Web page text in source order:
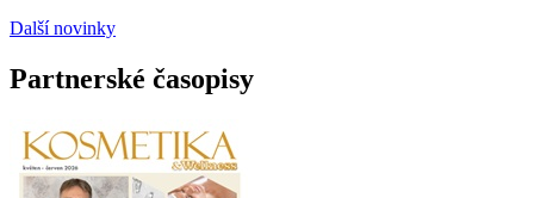
Další novinky
Partnerské časopisy